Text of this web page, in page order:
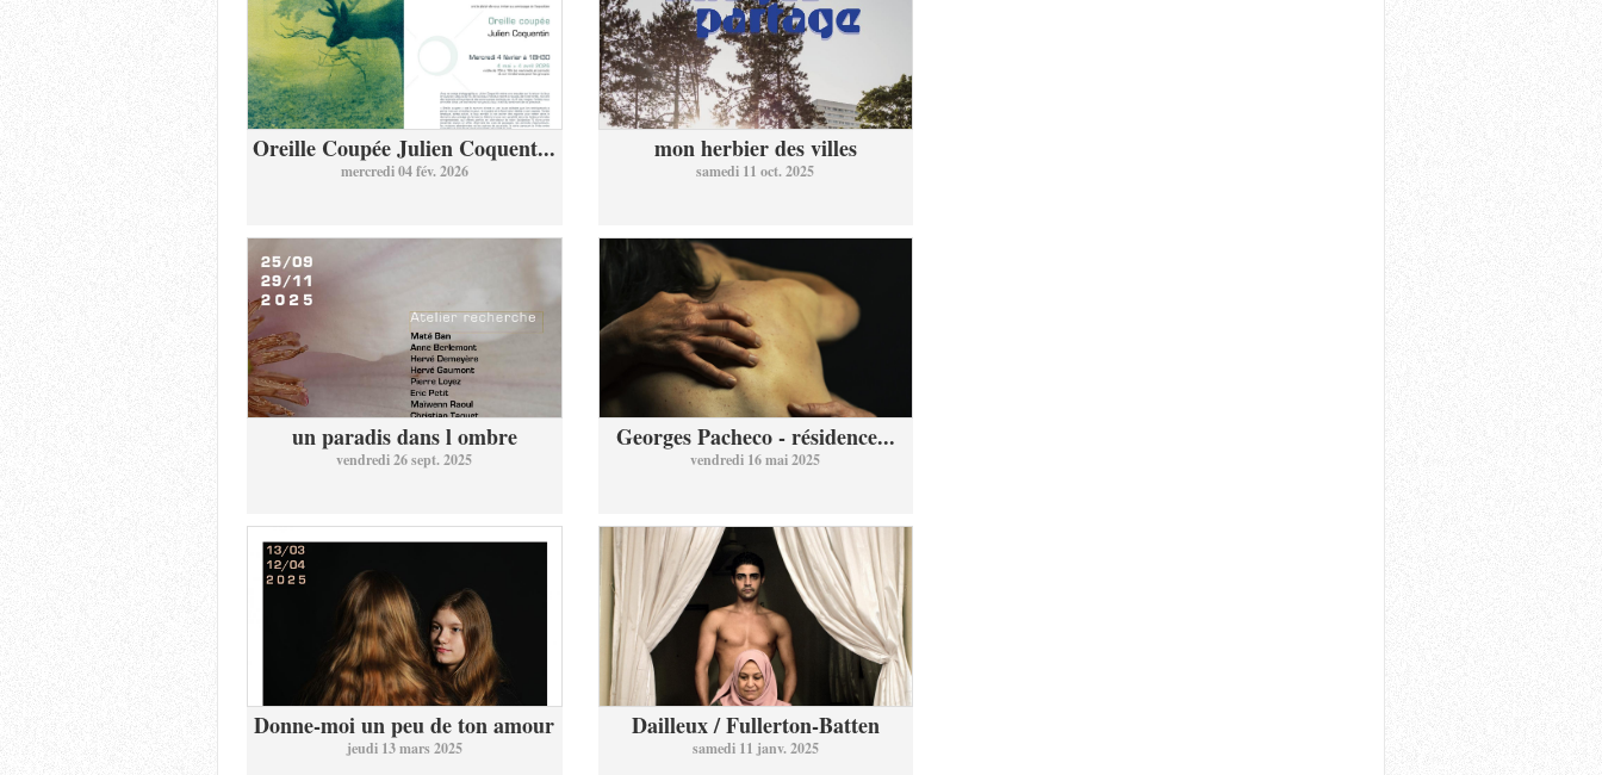
Oreille Coupée Julien Coquent...
mercredi 04 fév. 2026
mon herbier des villes
samedi 11 oct. 2025
un paradis dans l ombre
vendredi 26 sept. 2025
Georges Pacheco - résidence...
vendredi 16 mai 2025
Donne-moi un peu de ton amour
jeudi 13 mars 2025
Dailleux / Fullerton-Batten
samedi 11 janv. 2025